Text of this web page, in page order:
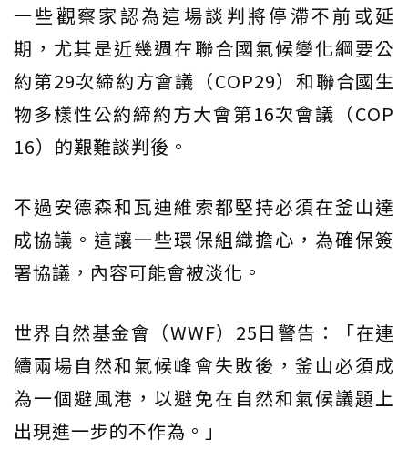
一些觀察家認為這場談判將停滯不前或延
期，尤其是近幾週在聯合國氣候變化綱要公
約第29次締約方會議（COP29）和聯合國生
物多樣性公約締約方大會第16次會議（COP
16）的艱難談判後。
不過安德森和瓦迪維索都堅持必須在釜山達
成協議。這讓一些環保組織擔心，為確保簽
署協議，內容可能會被淡化。
世界自然基金會（WWF）25日警告：「在連
續兩場自然和氣候峰會失敗後，釜山必須成
為一個避風港，以避免在自然和氣候議題上
出現進一步的不作為。」